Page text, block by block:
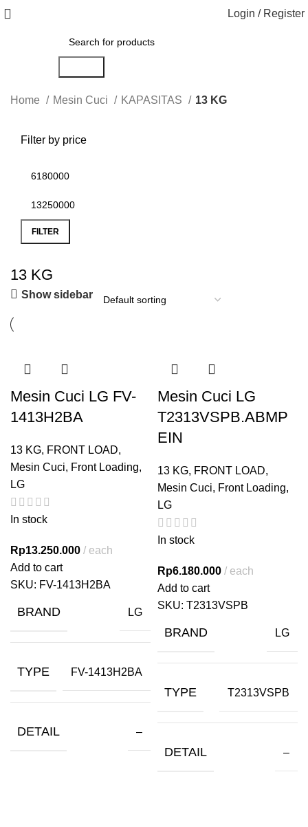
Login / Register
Home Mesin Cuci KAPASITAS 13 KG
Filter by price
FILTER
13 KG
Show sidebar
Mesin Cuci LG FV-
1413H2BA
13 KG, FRONT LOAD,
Mesin Cuci, Front Loading,
LG
In stock
Rp13.250.000
each
Add to cart
SKU: FV-1413H2BA
BRAND LG
TYPE FV-1413H2BA
DETAIL –
Mesin Cuci LG
T2313VSPB.ABMP
EIN
13 KG, FRONT LOAD,
Mesin Cuci, Front Loading,
LG
In stock
Rp6.180.000
each
Add to cart
SKU: T2313VSPB
BRAND LG
TYPE T2313VSPB
DETAIL –